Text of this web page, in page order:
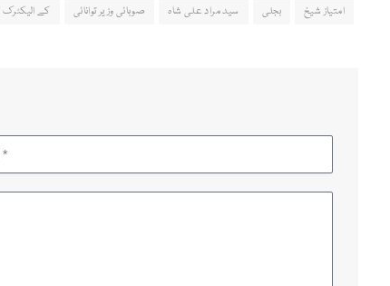
امتیاز شیخ بجلی سید مراد علی شاہ صوبائی وزیر توانائی کے الیکٹرک